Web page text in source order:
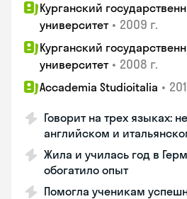
Курганский
университет • 2009 г.
Курганский
университет • 2008 г.
Accademia Studioitalia •
Говорит на трех языках:
английском и
Жила и училась год в
обогатило опыт
Помогла ученикам